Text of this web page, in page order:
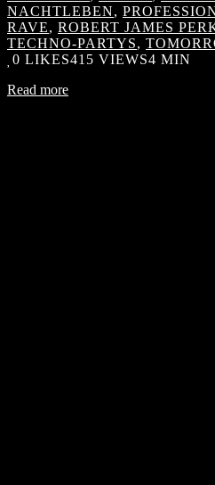
NACHTLEBEN,
RAVE, ROBERT JAMES
TECHNO-PARTYS,
0 LIKES415 VIEWS4 MIN
Read more